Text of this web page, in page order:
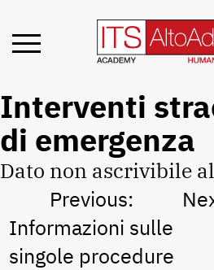
Interventi
di emergenza
Dato non ascrivibile
Navigazione
articoli
Previous:
Informazioni sulle
singole procedure